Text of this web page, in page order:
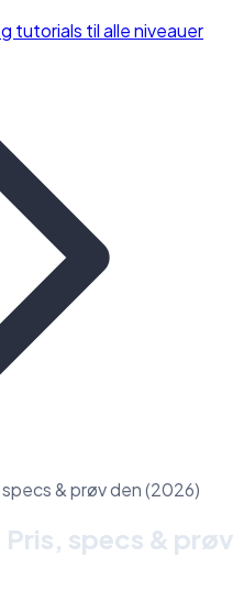
tutorials til alle niveauer
& prøv den (2026)
specs & prøv